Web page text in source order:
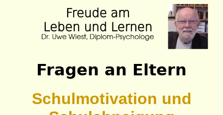
Fragen an Eltern
Schulmotivation und